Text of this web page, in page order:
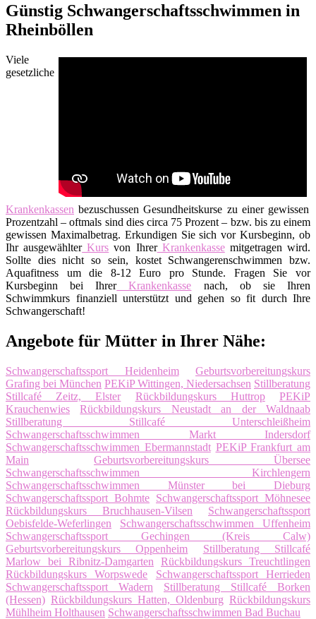
Günstig Schwangerschaftsschwimmen in
Rheinböllen
Viele
gesetzliche
Krankenkassen bezuschussen Gesundheitskurse zu einer gewissen
Prozentzahl – oftmals sind dies circa 75 Prozent – bzw. bis zu einem
gewissen Maximalbetrag. Erkundigen Sie sich vor Kursbeginn, ob
Ihr ausgewählterKurs von IhrerKrankenkassemitgetragen wird.
Sollte dies nicht so sein, kostet Schwangerenschwimmen bzw.
Aquafitness um die 8-12 Euro pro Stunde. Fragen Sie vor
Kursbeginn bei IhrerKrankenkasse nach, ob sie Ihren
Schwimmkurs finanziell unterstützt und gehen so fit durch Ihre
Schwangerschaft!
Angebote für Mütter in Ihrer Nähe:
Schwangerschaftssport Heidenheim
Geburtsvorbereitungskurs
Grafing bei München PEKiP Wittingen, Niedersachsen Stillberatung
Stillcafé Zeitz, Elster
Rückbildungskurs Huttrop
PEKiP
Krauchenwies
Rückbildungskurs Neustadt an der Waldnaab
Stillberatung Stillcafé Unterschleißheim
Schwangerschaftsschwimmen Markt Indersdorf
Schwangerschaftsschwimmen Ebermannstadt PEKiP Frankfurt am
Main
Geburtsvorbereitungskurs Übersee
Schwangerschaftsschwimmen Kirchlengern
Schwangerschaftsschwimmen Münster bei Dieburg
Schwangerschaftssport Bohmte Schwangerschaftssport Möhnesee
Rückbildungskurs Bruchhausen-Vilsen
Schwangerschaftssport
Oebisfelde-Weferlingen
Schwangerschaftsschwimmen Uffenheim
Schwangerschaftssport Gechingen (Kreis Calw)
Geburtsvorbereitungskurs Oppenheim
Stillberatung Stillcafé
Marlow bei Ribnitz-Damgarten
Rückbildungskurs Treuchtlingen
Rückbildungskurs Worpswede
Schwangerschaftssport Herrieden
Schwangerschaftssport Wadern
Stillberatung Stillcafé Borken
(Hessen) Rückbildungskurs Hatten, Oldenburg Rückbildungskurs
Mühlheim Holthausen Schwangerschaftsschwimmen Bad Buchau